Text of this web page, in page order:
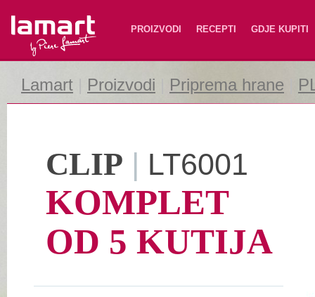
Lamart PROIZVODI RECEPTI GDJE KUPITI
Lamart Proizvodi Priprema hrane
CLIP | LT6001
KOMPLET
OD 5 KUTIJA